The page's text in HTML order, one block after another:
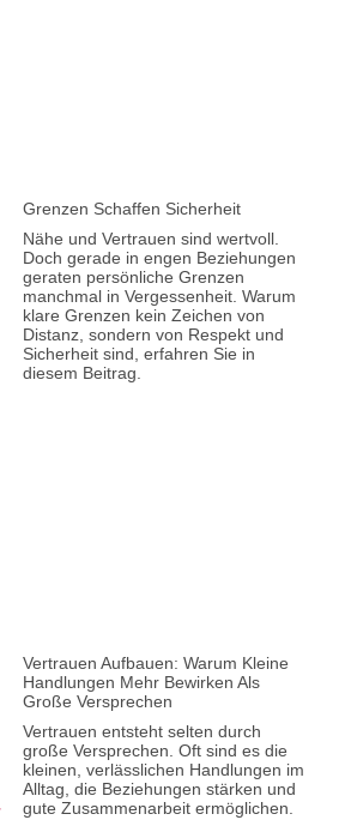
Grenzen Schaffen Sicherheit
Nähe und Vertrauen sind wertvoll.
Doch gerade in engen Beziehungen
geraten persönliche Grenzen
manchmal in Vergessenheit. Warum
klare Grenzen kein Zeichen von
Distanz, sondern von Respekt und
Sicherheit sind, erfahren Sie in
diesem Beitrag.
Vertrauen Aufbauen: Warum Kleine
Handlungen Mehr Bewirken Als
Große Versprechen
Vertrauen entsteht selten durch
große Versprechen. Oft sind es die
kleinen, verlässlichen Handlungen im
Alltag, die Beziehungen stärken und
gute Zusammenarbeit ermöglichen.